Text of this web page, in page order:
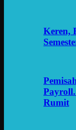
Keren,
Rumit